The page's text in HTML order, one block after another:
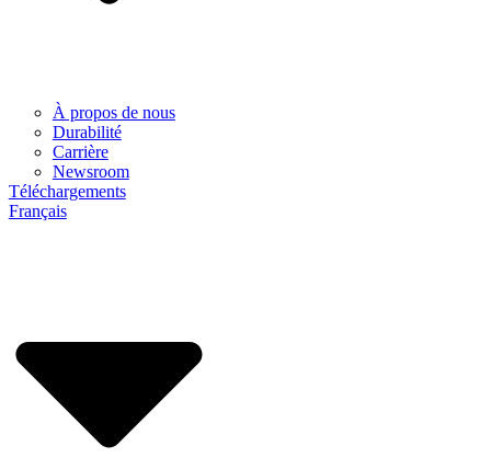
À propos de nous
Durabilité
Carrière
Newsroom
Téléchargements
Français